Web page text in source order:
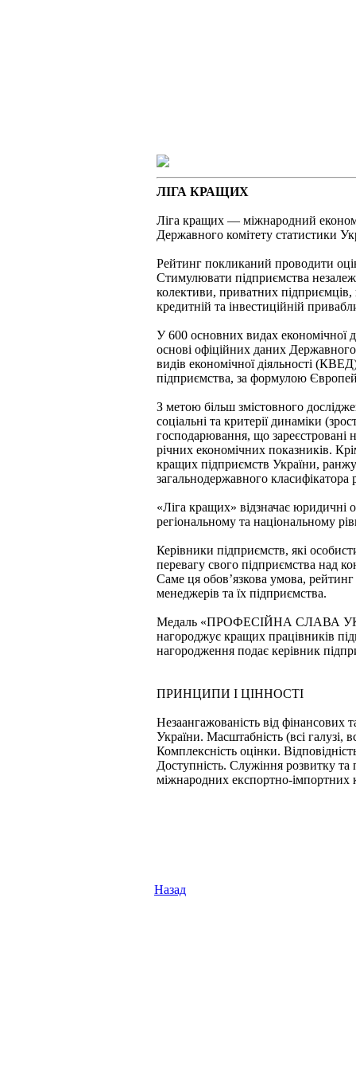
ЛІГА КРАЩИХ
Ліга кращих — міжнародний
Державного комітету статистики
Рейтинг покликаний проводити
Стимулювати підприємства
колективи, приватних
кредитній та інвестиційній
У 600 основних видах економічної
основі офіційних даних
видів економічної діяльності
підприємства, за формулою
З метою більш змістовного
соціальні та критерії динаміки
господарювання, що зареєстровані
річних економічних показників.
кращих підприємств України,
загальнодержавного
«Ліга кращих» відзначає юридичні
регіональному та національному
Керівники підприємств, які
перевагу свого підприємства
Саме ця обов’язкова умова,
менеджерів та їх підприємства.
Медаль «ПРОФЕСІЙНА СЛАВА
нагороджує кращих працівників
нагородження подає керівник
ПРИНЦИПИ І ЦІННОСТІ
Незаангажованість від фінансових
України. Масштабність (всі галузі,
Комплексність оцінки.
Доступність. Служіння розвитку
міжнародних експортно-імпортних
Назад